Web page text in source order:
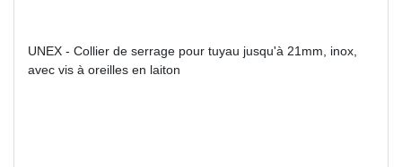
UNEX - Collier de serrage pour tuyau jusqu'à 21mm, inox,
avec vis à oreilles en laiton